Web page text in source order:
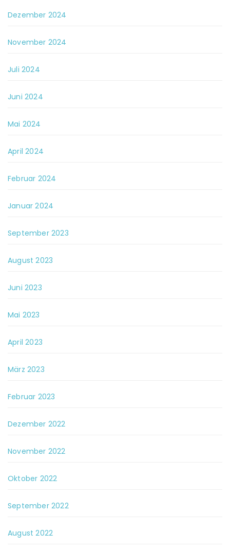
Dezember 2024
November 2024
Juli 2024
Juni 2024
Mai 2024
April 2024
Februar 2024
Januar 2024
September 2023
August 2023
Juni 2023
Mai 2023
April 2023
März 2023
Februar 2023
Dezember 2022
November 2022
Oktober 2022
September 2022
August 2022